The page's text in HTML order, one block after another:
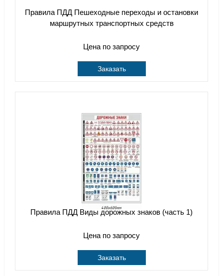
Правила ПДД Пешеходные переходы и остановки
маршрутных транспортных средств
Цена по запросу
Заказать
Правила ПДД Виды дорожных знаков (часть 1)
Цена по запросу
Заказать